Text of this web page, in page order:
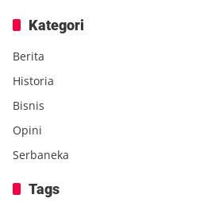
Kategori
Berita
Historia
Bisnis
Opini
Serbaneka
Tags